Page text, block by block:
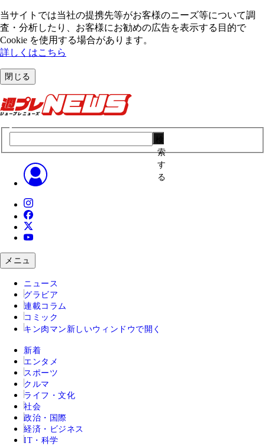
当サイトでは当社の提携先等がお客様のニーズ等について調
査・分析したり、お客様にお勧めの広告を表⽰する⽬的で
Cookie を使⽤する場合があります。
詳しくはこちら
閉じる
索
す
る
メニュ
ニュース
グラビア
連載コラム
コミック
キン肉マン 新しいウィンドウで開く
新着
エンタメ
スポーツ
クルマ
ライフ・文化
社会
政治・国際
経済・ビジネス
IT・科学